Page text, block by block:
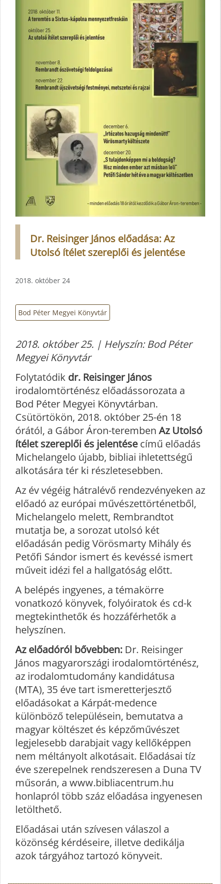
Dr. Reisinger János előadása: Az
Utolsó ítélet szereplői és jelentése
2018. október 24
Bod Péter Megyei Könyvtár
2018. október 25. | Helyszín: Bod Péter
Megyei Könyvtár
Folytatódik dr. Reisinger János
irodalomtörténész előadássorozata a
Bod Péter Megyei Könyvtárban.
Csütörtökön, 2018. október 25-én 18
órától, a Gábor Áron-teremben Az Utolsó
ítélet szereplői és jelentése című előadás
Michelangelo újabb, bibliai ihletettségű
alkotására tér ki részletesebben.
Az év végéig hátralévő rendezvényeken az
előadó az európai művészettörténetből,
Michelangelo melett, Rembrandtot
mutatja be, a sorozat utolsó két
előadásán pedig Vörösmarty Mihály és
Petőfi Sándor ismert és kevéssé ismert
műveit idézi fel a hallgatóság előtt.
A belépés ingyenes, a témakörre
vonatkozó könyvek, folyóiratok és cd-k
megtekinthetők és hozzáférhetők a
helyszínen.
Az előadóról bővebben: Dr. Reisinger
János magyarországi irodalomtörténész,
az irodalomtudomány kandidátusa
(MTA), 35 éve tart ismeretterjesztő
előadásokat a Kárpát-medence
különböző településein, bemutatva a
magyar költészet és képzőművészet
legjelesebb darabjait vagy kellőképpen
nem méltányolt alkotásait. Előadásai tíz
éve szerepelnek rendszeresen a Duna TV
műsorán, a www.bibliacentrum.hu
honlapról több száz előadása ingyenesen
letölthető.
Előadásai után szívesen válaszol a
közönség kérdéseire, illetve dedikálja
azok tárgyához tartozó könyveit.